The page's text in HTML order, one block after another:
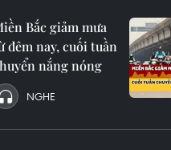
Bắc giảm mưa
đêm nay, cuối tuần
nắng nóng
NGHE